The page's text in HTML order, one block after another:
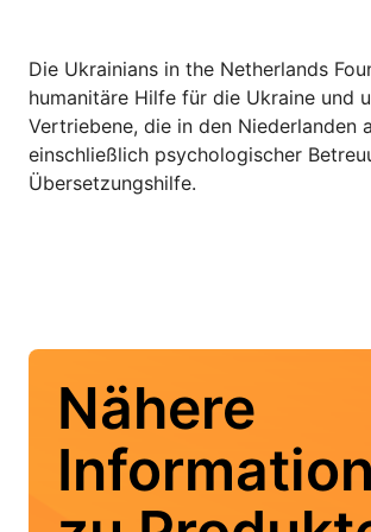
Die Ukrainians in the Netherlands
humanitäre Hilfe für die Ukraine und
Vertriebene, die in den Niederlanden
einschließlich psychologischer
Übersetzungshilfe.
Nähere